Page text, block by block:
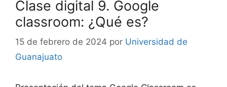
Clase digital 9. Google
classroom: ¿Qué es?
15 de febrero de 2024 por Universidad de
Guanajuato